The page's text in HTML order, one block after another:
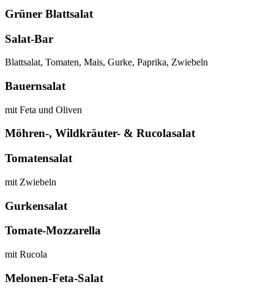
Grüner Blattsalat
Salat-Bar
Blattsalat, Tomaten, Mais, Gurke, Paprika, Zwiebeln
Bauernsalat
mit Feta und Oliven
Möhren-, Wildkräuter- & Rucolasalat
Tomatensalat
mit Zwiebeln
Gurkensalat
Tomate-Mozzarella
mit Rucola
Melonen-Feta-Salat